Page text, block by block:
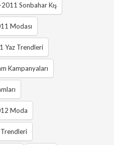
Sonbahar Kış
Modası
Yaz Trendleri
Kampanyaları
Moda